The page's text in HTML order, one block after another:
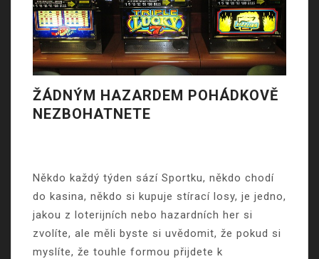
ŽÁDNÝM HAZARDEM POHÁDKOVĚ
NEZBOHATNETE
Někdo každý týden sází Sportku, někdo chodí
do kasina, někdo si kupuje stírací losy, je jedno,
jakou z loterijních nebo hazardních her si
zvolíte, ale měli byste si uvědomit, že pokud si
myslíte, že touhle formou přijdete k